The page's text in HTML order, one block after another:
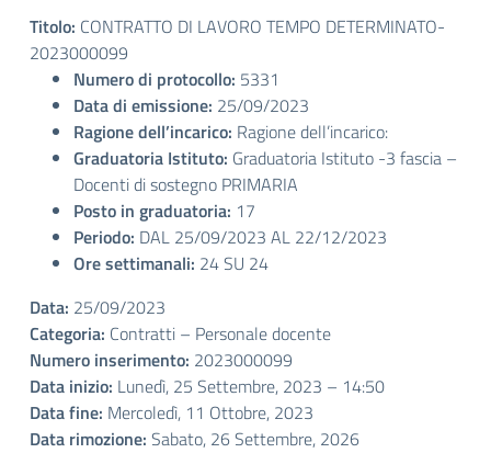
Titolo: CONTRATTO DI LAVORO TEMPO DETERMINATO-
2023000099
Numero di protocollo: 5331
Data di emissione: 25/09/2023
Ragione dell’incarico: Ragione dell’incarico:
Graduatoria Istituto: Graduatoria Istituto -3 fascia –
Docenti di sostegno PRIMARIA
Posto in graduatoria: 17
Periodo: DAL 25/09/2023 AL 22/12/2023
Ore settimanali: 24 SU 24
Data: 25/09/2023
Categoria: Contratti – Personale docente
Numero inserimento: 2023000099
Data inizio: Lunedì, 25 Settembre, 2023 – 14:50
Data fine: Mercoledì, 11 Ottobre, 2023
Data rimozione: Sabato, 26 Settembre, 2026